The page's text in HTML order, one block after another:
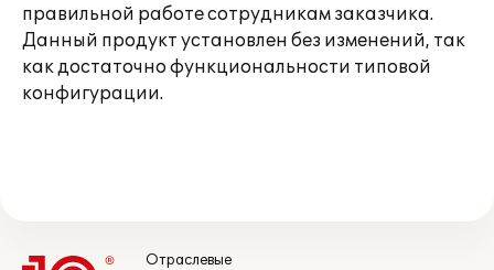
правильной работе сотрудникам заказчика.
Данный продукт установлен без изменений, так
как достаточно функциональности типовой
конфигурации.
Отраслевые